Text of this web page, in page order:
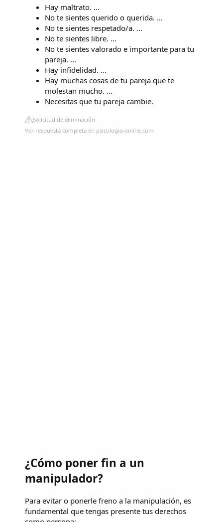
Hay maltrato. ...
No te sientes querido o querida. ...
No te sientes respetado/a. ...
No te sientes libre. ...
No te sientes valorado e importante para tu
pareja. ...
Hay infidelidad. ...
Hay muchas cosas de tu pareja que te
molestan mucho. ...
Necesitas que tu pareja cambie.
Solicitud de eliminación
Ver respuesta completa en psicologia-online.com
¿Cómo poner fin a un
manipulador?
Para evitar o ponerle freno a la manipulación, es
fundamental que tengas presente tus derechos